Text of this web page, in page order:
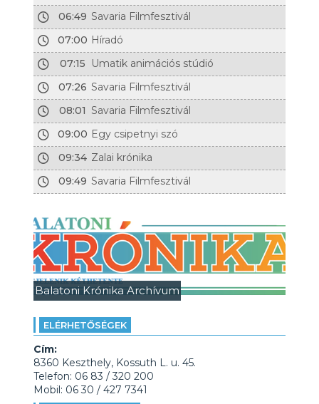
06:49 Savaria Filmfesztivál
07:00 Híradó
07:15
Umatik animációs stúdió
07:26 Savaria Filmfesztivál
08:01 Savaria Filmfesztivál
09:00 Egy csipetnyi szó
09:34 Zalai krónika
09:49 Savaria Filmfesztivál
Balatoni Krónika Archívum
ELÉRHETŐSÉGEK
Cím:
8360 Keszthely, Kossuth L. u. 45.
Telefon: 06 83 / 320 200
Mobil: 06 30 / 427 7341